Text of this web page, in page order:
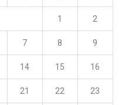
1 2
7 8 9
14 15 16
21 22 23